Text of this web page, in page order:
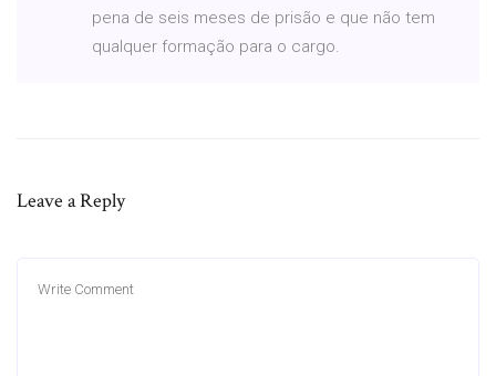
pena de seis meses de prisão e que não tem
qualquer formação para o cargo.
Leave a Reply